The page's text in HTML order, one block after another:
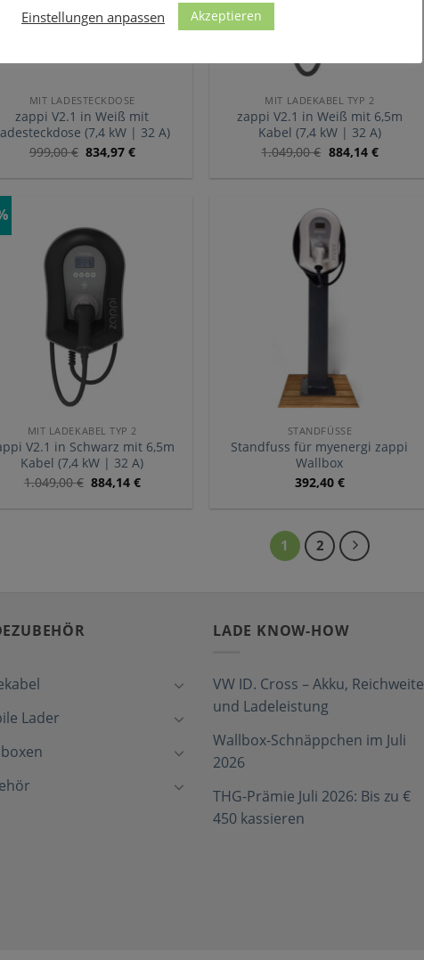
MIT LADESTECKDOSE
zappi V2.1 in Weiß mit
(7,4 kW | 32 A)
999,00€ 834,97 €
MIT LADEKABEL TYP 2
zappi V2.1 in Weiß mit 6,5m
Kabel (7,4 kW | 32 A)
1.049,00€ 884,14 €
MIT LADEKABEL TYP 2
V2.1 in Schwarz mit 6,5m
Kabel (7,4 kW | 32 A)
1.049,00€ 884,14 €
STANDFÜSSE
Standfuss für myenergi zappi
Wallbox
392,40 €
1 2
Lader
LADE KNOW-HOW
VW ID. Cross – Akku, Reichweite
und Ladeleistung
Wallbox-Schnäppchen im Juli
2026
THG-Prämie Juli 2026: Bis zu €
450 kassieren
Einstellungen anpassen
Akzeptieren